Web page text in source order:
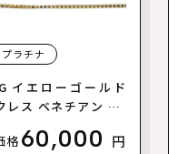
ラチナ
イエローゴールド
レス ベネチアン 3.5
格 60,000 円